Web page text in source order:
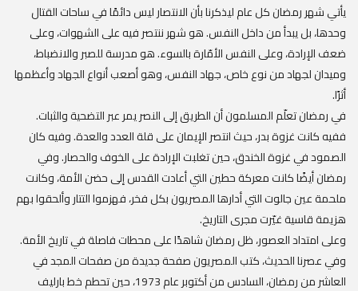
يأتي شهر رمضان كل عام ليذكرنا بأن الانتصار ليس دائمًا في ساحات القتال
وحدها، بل يبدأ من داخل النفس. هو شهر ننتصر فيه على الشهوات، وعلى
ضعف الإرادة، وعلى النفس الأمّارة بالسوء. هو مدرسة للصبر والانضباط،
وميدان لجهاد من نوع خاص، جهاد النفس، وهو أصعب أنواع الجهاد وأعظمها
أثرًا.
في رمضان تعلّم المسلمون أن الطريق إلى النصر يمر عبر التضحية والثبات.
ففيه كانت غزوة بدر، حيث انتصر الإيمان على قلة العدد والعدة. وفيه كان
الصمود في غزوة الخندق، حين تغلبت الإرادة على الخوف والحصار. وفي
رمضان أيضًا كانت معركة حطين التي أعادت القدس إلى حضن الأمة، وكانت
ملحمة عين جالوت التي أدارها المصريون بكل فخر، فهزموا التتار وألحقوا بهم
هزيمة قاسية غيّرت مجرى التاريخ.
وعلى امتداد العصور، ظل رمضان شاهدًا على محطات فاصلة في تاريخ الأمة.
وفي عصرنا الحديث، كتب المصريون صفحة جديدة من صفحات المجد في
العاشر من رمضان، السادس من أكتوبر عام 1973، حين تحطم خط بارليف